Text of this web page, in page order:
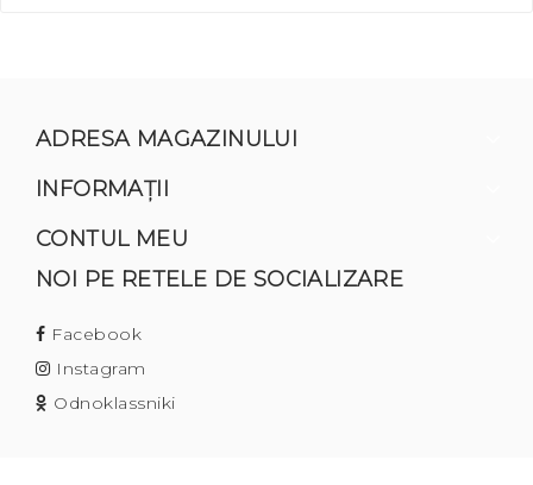
ADRESA MAGAZINULUI
INFORMAŢII
CONTUL MEU
NOI PE RETELE DE SOCIALIZARE
Facebook
Instagram
Odnoklassniki